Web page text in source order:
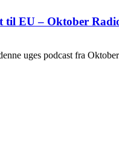
til EU – Oktober
uges podcast fra